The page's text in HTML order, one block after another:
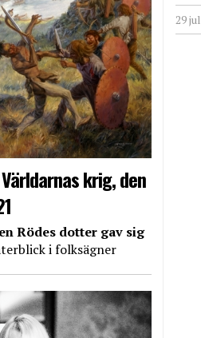
krig, den
Rödes dotter gav sig
i folksägner
29 jul